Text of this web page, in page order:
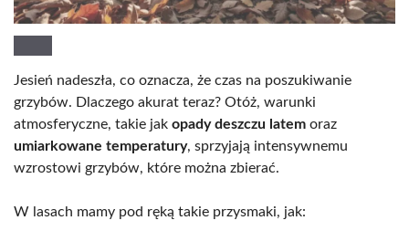
Jesień nadeszła, co oznacza, że czas na poszukiwanie
grzybów. Dlaczego akurat teraz? Otóż, warunki
atmosferyczne, takie jak opady deszczu latem oraz
umiarkowane temperatury, sprzyjają intensywnemu
wzrostowi grzybów, które można zbierać.
W lasach mamy pod ręką takie przysmaki, jak: